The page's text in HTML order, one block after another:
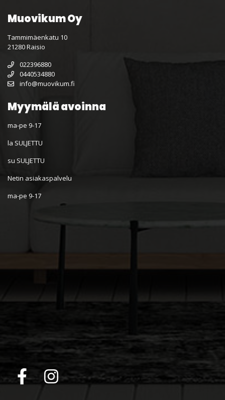
Muovikum Oy
Tammimäenkatu 10
21280 Raisio
022396880
0440534880
info@muovikum.fi
Myymälä avoinna
ma-pe 9-17
la SULJETTU
su SULJETTU
Netin asiakaspalvelu
ma-pe 9-17